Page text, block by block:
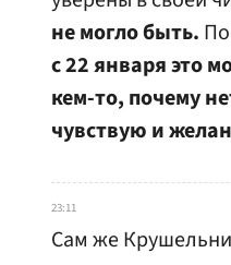
не могло быть.
с 22 января это
кем-то, почему
чувствую и
23:11
Сам же